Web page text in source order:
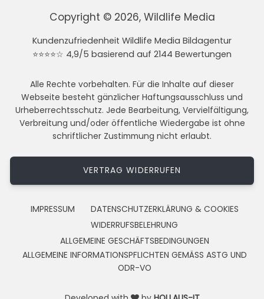
Copyright © 2026, Wildlife Media
Kundenzufriedenheit Wildlife Media Bildagentur
⭐⭐⭐⭐☆ 4,9/5 basierend auf 2144 Bewertungen
Alle Rechte vorbehalten. Für die Inhalte auf dieser
Webseite besteht gänzlicher Haftungsausschluss und
Urheberrechtsschutz. Jede Bearbeitung, Vervielfältigung,
Verbreitung und/oder öffentliche Wiedergabe ist ohne
schriftlicher Zustimmung nicht erlaubt.
VERTRAG WIDERRUFEN
IMPRESSUM
DATENSCHUTZERKLÄRUNG & COOKIES
WIDERRUFSBELEHRUNG
ALLGEMEINE GESCHÄFTSBEDINGUNGEN
ALLGEMEINE INFORMATIONSPFLICHTEN GEMÄSS ASTG UND
ODR-VO